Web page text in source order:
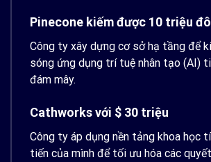
Pinecone kiếm được 10 triệu
Công ty xây dựng cơ sở hạ tầng để
sóng ứng dụng trí tuệ nhân tạo (AI)
đám mây.
Cathworks với $ 30 triệu
Công ty áp dụng nền tảng khoa học
tiến của mình để tối ưu hóa các